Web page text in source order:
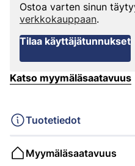
Ostoa varten sinun
verkkokauppaan.
Tilaa käyttäjätunnukset
Katso myymäläsaatavuus
Tuotetiedot
Myymäläsaatavuus